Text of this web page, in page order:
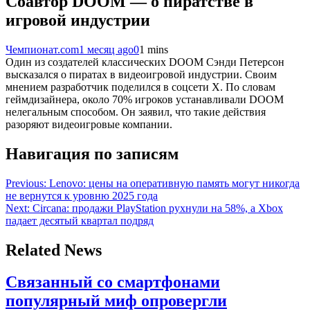
игровой индустрии
Чемпионат.com1 месяц ago01 mins
Один из создателей классических DOOM Сэнди Петерсон
высказался о пиратах в видеоигровой индустрии. Своим
мнением разработчик поделился в соцсети Х. По словам
геймдизайнера, около 70% игроков устанавливали DOOM
нелегальным способом. Он заявил, что такие действия
разоряют видеоигровые компании.
Навигация по записям
Previous: Lenovo: цены на оперативную память могут никогда
не вернутся к уровню 2025 года
Next: Circana: продажи PlayStation рухнули на 58%, а Xbox
падает десятый квартал подряд
Related News
Связанный со смартфонами
популярный миф опровергли